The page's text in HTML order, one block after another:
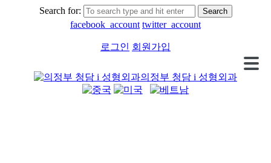
Search for:
facebook_account twitter_account
로그인 회원가입
의정부 청담 i 성형외과